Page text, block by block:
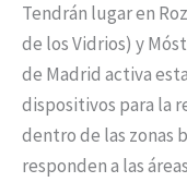
Tendrán lugar en
de los Vidrios) y
de Madrid activa
dispositivos para la
dentro de las zonas
responden a las